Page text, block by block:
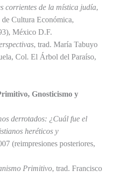
corrientes de la mística judía,
Cultura Económica,
México D.F.
, trad. María Tabuyo
Col. El Árbol del Paraíso,
Gnosticismo y
derrotados: ¿Cuál fue el
heréticos y
(reimpresiones posteriores,
Primitivo, trad. Francisco